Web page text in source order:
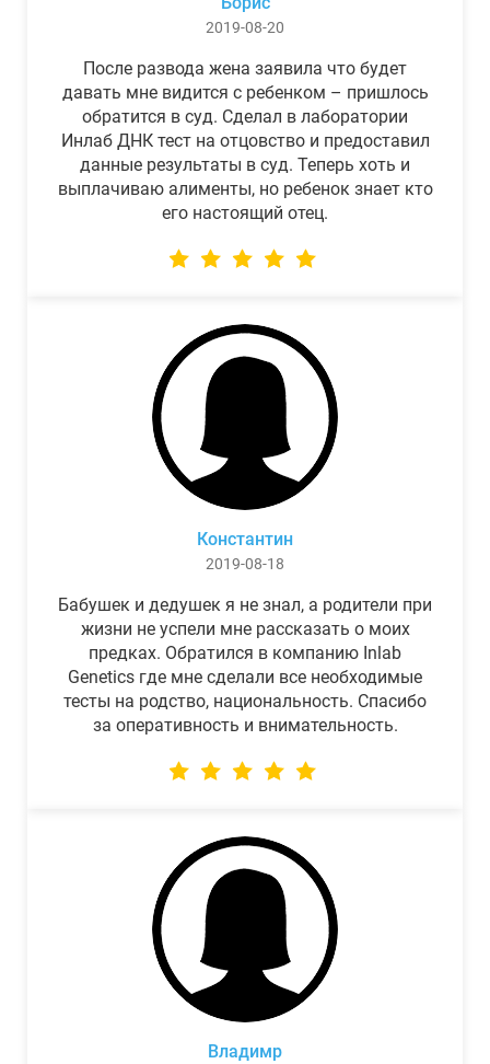
2019-08-20
После развода жена заявила что будет
давать мне видится с ребенком – пришлось
обратится в суд. Сделал в лаборатории
Инлаб ДНК тест на отцовство и предоставил
данные результаты в суд. Теперь хоть и
выплачиваю алименты, но ребенок знает кто
его настоящий отец.
Константин
2019-08-18
Бабушек и дедушек я не знал, а родители при
жизни не успели мне рассказать о моих
предках. Обратился в компанию Inlab
Genetics где мне сделали все необходимые
тесты на родство, национальность. Спасибо
за оперативность и внимательность.
Владимр